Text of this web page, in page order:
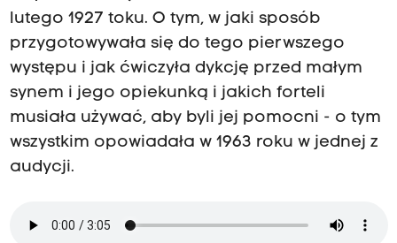
lutego 1927 toku. O tym, w jaki sposób
przygotowywała się do tego pierwszego
występu i jak ćwiczyła dykcję przed małym
synem i jego opiekunką i jakich forteli
musiała używać, aby byli jej pomocni - o tym
wszystkim opowiadała w 1963 roku w jednej z
audycji.